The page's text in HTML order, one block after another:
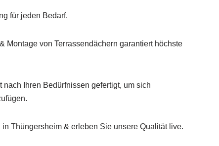
für jeden Bedarf.
Montage von Terrassendächern garantiert höchste
Ihren Bedürfnissen gefertigt, um sich
Thüngersheim & erleben Sie unsere Qualität live.